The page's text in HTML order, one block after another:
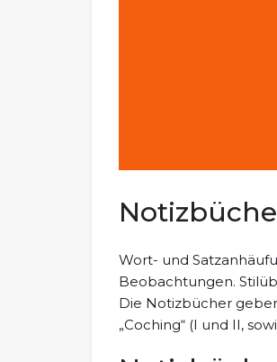
Wort- und
Beobachtungen.
Die Notizbücher
„Coching“ (I und II,